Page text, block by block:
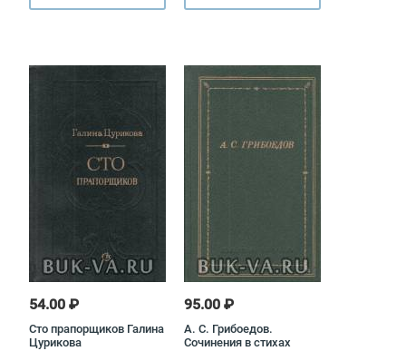
54.00 ₽
Сто прапорщиков Галина
Цурикова
95.00 ₽
А. С. Грибоедов.
Сочинения в стихах